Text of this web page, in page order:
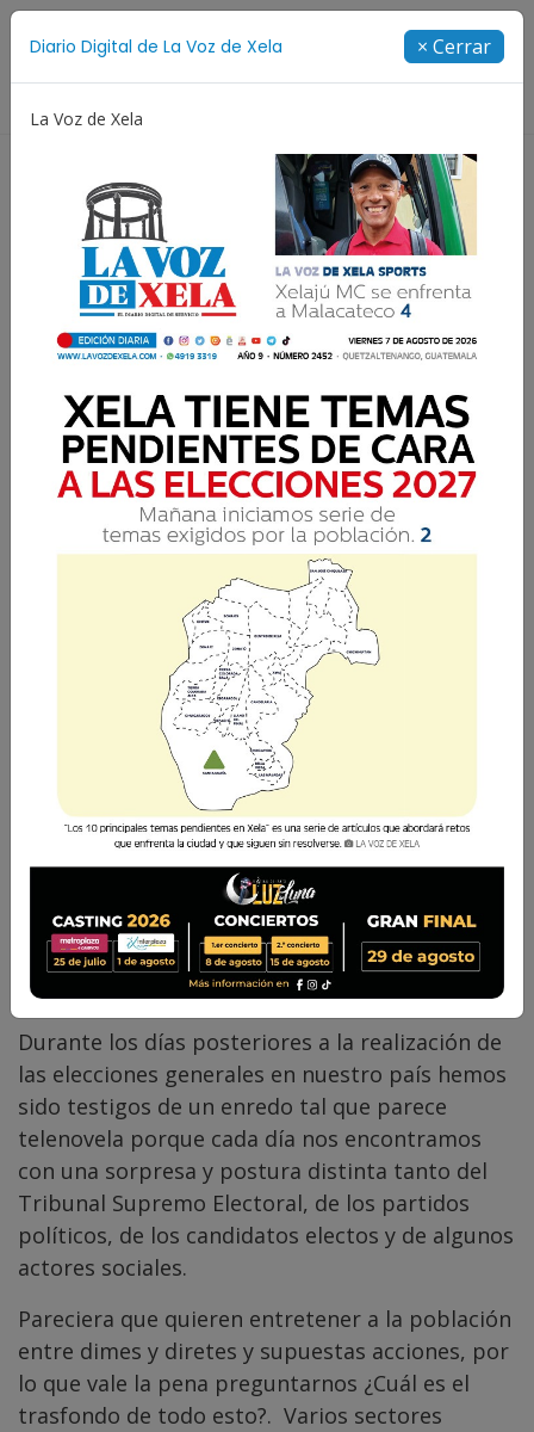
Diario Digital de La Voz de Xela × Cerrar
La Voz de Xela
El resultado de las
elecciones ¿es la cortina
de humo?
Vilma del Rosario Xicará 26 Junio 2019 17:30
Durante los días posteriores a la realización de
las elecciones generales en nuestro país hemos
sido testigos de un enredo tal que parece
telenovela porque cada día nos encontramos
con una sorpresa y postura distinta tanto del
Tribunal Supremo Electoral, de los partidos
políticos, de los candidatos electos y de algunos
actores sociales.
Pareciera que quieren entretener a la población
entre dimes y diretes y supuestas acciones, por
lo que vale la pena preguntarnos ¿Cuál es el
trasfondo de todo esto?. Varios sectores